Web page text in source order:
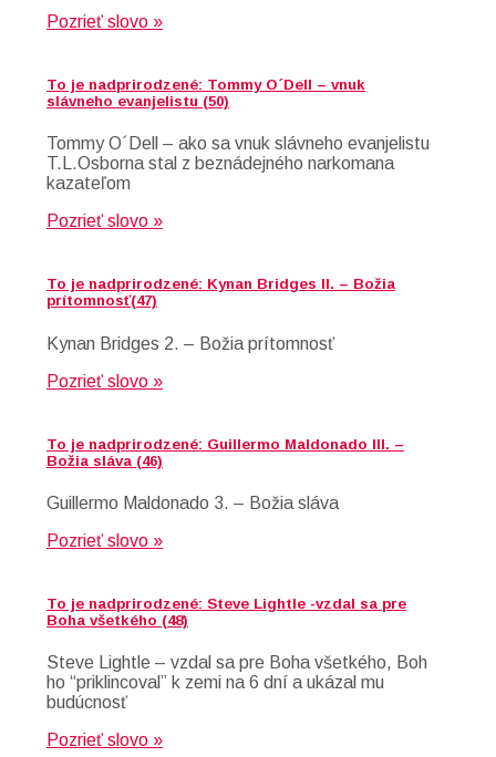
Pozrieť slovo »
To je nadprirodzené: Tommy O´Dell – vnuk
slávneho evanjelistu (50)
Tommy O´Dell – ako sa vnuk slávneho evanjelistu
T.L.Osborna stal z beznádejného narkomana
kazateľom
Pozrieť slovo »
To je nadprirodzené: Kynan Bridges II. – Božia
prítomnosť(47)
Kynan Bridges 2. – Božia prítomnosť
Pozrieť slovo »
To je nadprirodzené: Guillermo Maldonado III. –
Božia sláva (46)
Guillermo Maldonado 3. – Božia sláva
Pozrieť slovo »
To je nadprirodzené: Steve Lightle -vzdal sa pre
Boha všetkého (48)
Steve Lightle – vzdal sa pre Boha všetkého, Boh
ho “priklincoval” k zemi na 6 dní a ukázal mu
budúcnosť
Pozrieť slovo »